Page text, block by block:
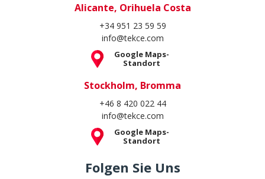
Alicante, Orihuela Costa
+34 951 23 59 59
info@tekce.com
Google Maps-
Standort
Stockholm, Bromma
+46 8 420 022 44
info@tekce.com
Google Maps-
Standort
Folgen Sie Uns